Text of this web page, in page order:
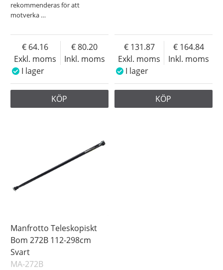
rekommenderas för att
motverka …
Exkl. moms
64.16
Inkl. moms
80.20
I lager
KÖP
Exkl. moms
131.87
Inkl. moms
164.84
I lager
KÖP
Manfrotto Teleskopiskt
Bom 272B 112-298cm
Svart
MA-272B